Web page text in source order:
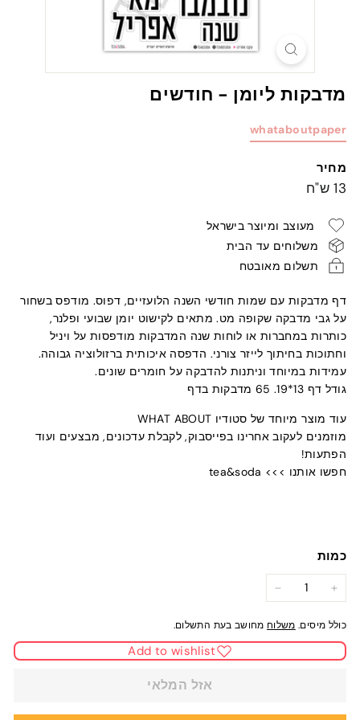
מדבקות ליומן - חודשים
whataboutpaper
מחיר
מחיר
13 ש"ח
מעוצב ומיוצר בישראל
משלוחים עד הבית
תשלום מאובטח
דף מדבקות עם שמות חודשי השנה הלועזיים, דפוס. מודפס בשחור
על גבי מדבקה שקופה מט. מתאים לקישוט יומן שבועי ופלנר,
כותרות במחברות או לוחות שנה המדבקות מודפסות על ויניל
וחתוכות בחיתוך לייזר צורני. הדפסה איכותית ברזולוציה גבוהה.
עמידות במיוחד וניתנות להדבקה על חומרים שונים.
גודל דף 13*19. 65 מדבקות בדף
עוד מוצר מיוחד של סטודיו WHAT ABOUT
מוזמנים לעקוב אחרינו בפייסבוק, לקבלת עדכונים, מבצעים ועוד
הפתעות!
חפשו אותנו >>> tea&soda
כמות
כולל מיסים. משלוח מחושב בעת התשלום.
Add to wishlist
אזל המלאי